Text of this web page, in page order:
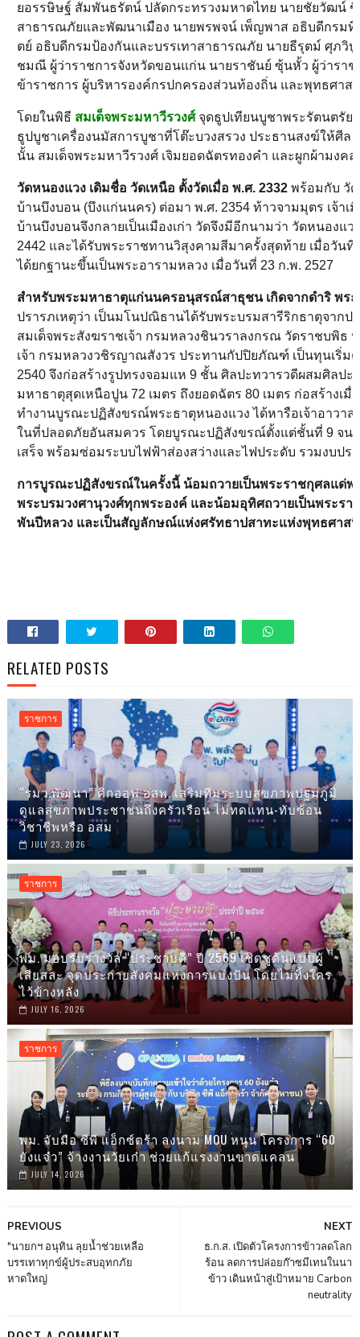
ยอรรษิษฐ์ สัมพันธรัตน์ ปลัดกระทรวงมหาดไทย นายชัยวัฒน์
สาธารณภัยและพัฒนาเมือง นายพรพจน์ เพ็ญพาส อธิบดีกรม
ตย์ อธิบดีกรมป้องกันและบรรเทาสาธารณภัย นายธีรุตม์ ศุภวิ
ชมณี ผู้ว่าราชการจังหวัดขอนแก่น นายราชันย์ ซุ้นหั้ว ผู้ว่ารา
ข้าราชการ ผู้บริหารองค์กรปกครองส่วนท้องถิ่น และพุทธศาส
โดยในพิธี สมเด็จพระมหาวีรวงศ์ จุดธูปเทียนบูชาพระรัตนตรัย
ธูปบูชาเครื่องนมัสการบูชาที่โต๊ะบวงสรวง ประธานสงฆ์ให้ศี
นั้น สมเด็จพระมหาวีรวงศ์ เจิมยอดฉัตรทองคำ และผูกผ้ามง
วัดหนองแวง เดิมชื่อ วัดเหนือ ตั้งวัดเมื่อ พ.ศ. 2332พร้อมกับ วัด
บ้านบึงบอน (บึงแก่นนคร) ต่อมา พ.ศ. 2354 ท้าวจามมุตร เจ้า
บ้านบึงบอนจึงกลายเป็นเมืองเก่า วัดจึงมีอีกนามว่า วัดหนองแ
2442 และได้รับพระราชทานวิสุงคามสีมาครั้งสุดท้าย เมื่อวันที่
ได้ยกฐานะขึ้นเป็นพระอารามหลวง เมื่อวันที่ 23 ก.พ. 2527
สำหรับพระมหาธาตุแก่นนครอนุสรณ์สาธุชน เกิดจากดำริ พร
ปรารภเหตุว่า เป็นมโนปณิธานได้รับพระบรมสารีริกธาตุจาก
สมเด็จพระสังฆราชเจ้า กรมหลวงชินวราลงกรณ วัดราชบพิธ
เจ้า กรมหลวงวชิรญาณสังวร ประทานกัปปิยภัณฑ์ เป็นทุนเริ่ม
2540 จึงก่อสร้างรูปทรงจอมแห 9 ชั้น ศิลปะทวารวดีผสมศิลป
มหาธาตุสุดเหนือปูน 72 เมตร ถึงยอดฉัตร 80 เมตร ก่อสร้างเ
ทำงานบูรณะปฏิสังขรณ์พระธาตุหนองแวง ได้หารือเจ้าอาว
ในที่ปลอดภัยอันสมควร โดยบูรณะปฏิสังขรณ์ตั้งแต่ชั้นที่ 9 จน
เสร็จ พร้อมซ่อมระบบไฟฟ้าส่องสว่างและไฟประดับ รวมงบปร
การบูรณะปฏิสังขรณ์ในครั้งนี้ น้อมถวายเป็นพระราชกุศลแด่พ
พระบรมวงศานุวงศ์ทุกพระองค์ และน้อมอุทิศถวายเป็นพระร
พันปีหลวง และเป็นสัญลักษณ์แห่งศรัทธาปสาทะแห่งพุทธศาส
RELATED POSTS
ราชการ
“รมว.พัฒนา” คิกออฟ อสพ. เสริมทีมระบบสุขภาพปฐมภูมิ
ดูแลสุขภาพประชาชนถึงครัวเรือน ไม่ทดแทน-ทับซ้อน
วิชาชีพหรือ อสม
JULY 23, 2026
ราชการ
พม. มอบรับรางวัล “ประชาบดี” ปี 2569 เชิดชูต้นแบบผู้
เสียสละ จุดประกายสังคมแห่งการแบ่งปัน โดยไม่ทิ้งใคร
ไว้ข้างหลัง
JULY 16, 2026
ราชการ
พม. จับมือ ซีพี แอ็กซ์ตร้า ลงนาม MOU หนุน โครงการ “60
ยังแจ๋ว” จ้างงานวัยเก๋า ช่วยแก้แรงงานขาดแคลน
JULY 14, 2026
NEXT
ธ.ก.ส. เปิดตัวโครงการข้าวลดโลก
ร้อน ลดการปล่อยก๊าซมีเทนในนา
ข้าว เดินหน้าสู่เป้าหมาย Carbon
neutrality
PREVIOUS
"นายกฯ อนุทิน ลุยน้ำช่วยเหลือ
บรรเทาทุกข์ผู้ประสบอุทกภัย
หาดใหญ่